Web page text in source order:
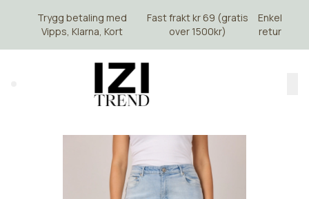
Trygg betaling med
Vipps, Klarna, Kort
Fast frakt kr 69 (gratis
over 1500kr)
Enkel
retur